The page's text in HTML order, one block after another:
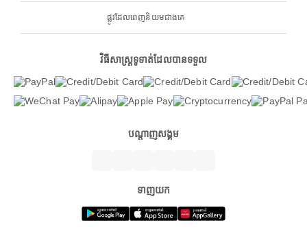
ផ្លូវដែលពេញនិយមជាងគេ
វិធីសាស្ត្រទូទាត់ដែលបានទទួល
បណ្តាញសង្គម
ទាញយក